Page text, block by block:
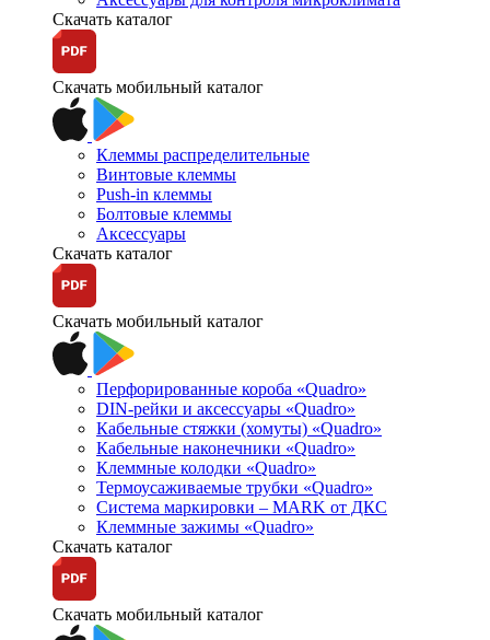
Скачать каталог
Скачать мобильный каталог
Клеммы распределительные
Винтовые клеммы
Push-in клеммы
Болтовые клеммы
Аксессуары
Скачать каталог
Скачать мобильный каталог
Перфорированные короба «Quadro»
DIN-рейки и аксессуары «Quadro»
Кабельные стяжки (хомуты) «Quadro»
Кабельные наконечники «Quadro»
Клеммные колодки «Quadro»
Термоусаживаемые трубки «Quadro»
Система маркировки – MARK от ДКС
Клеммные зажимы «Quadro»
Скачать каталог
Скачать мобильный каталог